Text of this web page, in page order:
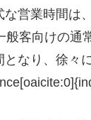
営業時間は
般客向けの通
となり、徐々